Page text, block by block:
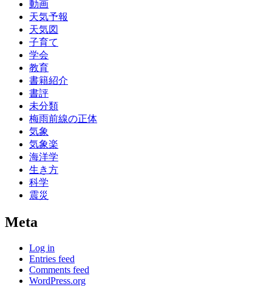
動画
天気予報
天気図
子育て
学会
教育
書籍紹介
書評
未分類
梅雨前線の正体
気象
気象楽
海洋学
生き方
科学
震災
Meta
Log in
Entries feed
Comments feed
WordPress.org